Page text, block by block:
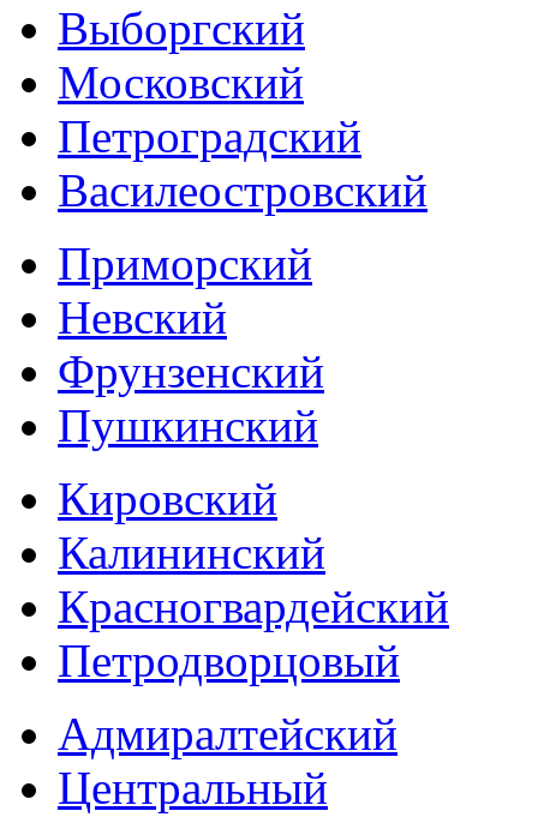
Выборгский
Московский
Петроградский
Василеостровский
Приморский
Невский
Фрунзенский
Пушкинский
Кировский
Калининский
Красногвардейский
Петродворцовый
Адмиралтейский
Центральный